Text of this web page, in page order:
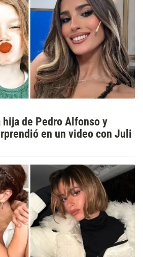
de Pedro Alfonso y
en un video con Juli